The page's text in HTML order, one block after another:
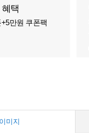
택
만원 쿠폰팩
미지